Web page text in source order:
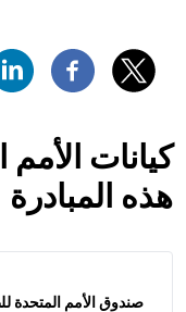
كيانات
هذه المبادرة
صندوق الأمم المتحدة